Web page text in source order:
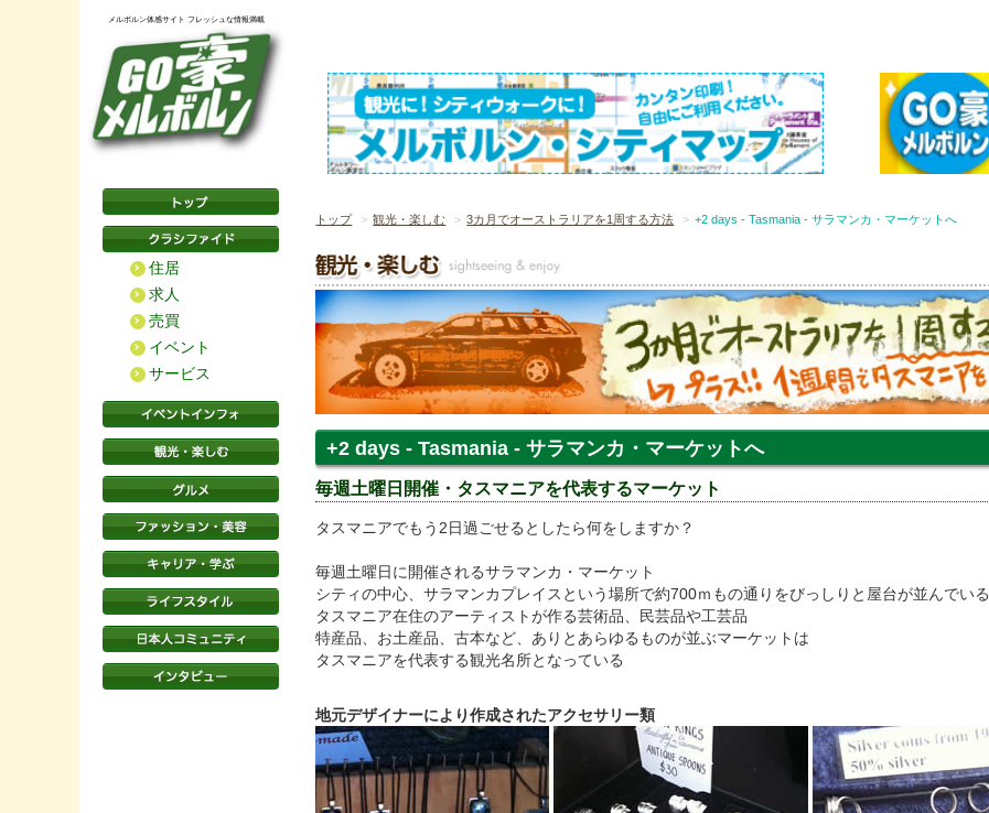
メルボルン体感サイト フレッシュな情報満載
住居
求人
売買
イベント
サービス
トップ 観光・楽しむ 3カ月でオーストラリアを1周する方法 +2 days - Tasmania - サラマンカ・マーケットへ
+2 days - Tasmania - サラマンカ・マーケットへ
毎週土曜日開催・タスマニアを代表するマーケット
タスマニアでもう2日過ごせるとしたら何をしますか？
毎週土曜日に開催されるサラマンカ・マーケット
シティの中心、サラマンカプレイスという場所で約700ｍもの通りをびっしりと屋台が並んでいる
タスマニア在住のアーティストが作る芸術品、民芸品や工芸品
特産品、お土産品、古本など、ありとあらゆるものが並ぶマーケットは
タスマニアを代表する観光名所となっている
地元デザイナーにより作成されたアクセサリー類